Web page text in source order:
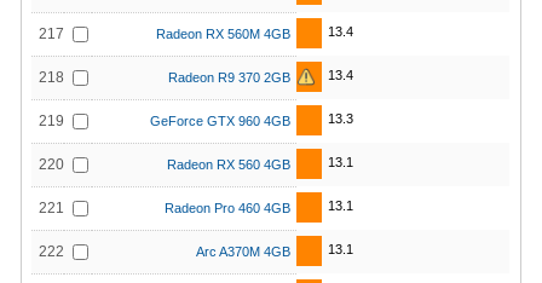
217 Radeon RX 560M 4GB 13.4
218 Radeon R9 370 2GB 13.4
219 GeForce GTX 960 4GB 13.3
220 Radeon RX 560 4GB 13.1
221 Radeon Pro 460 4GB 13.1
222 Arc A370M 4GB 13.1